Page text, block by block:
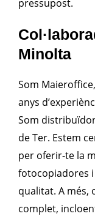
pressupost.
Minolta
Som
anys
Som
de Ter. Estem
per oferir-te la
fotocopiadores
qualitat. A més,
complet,